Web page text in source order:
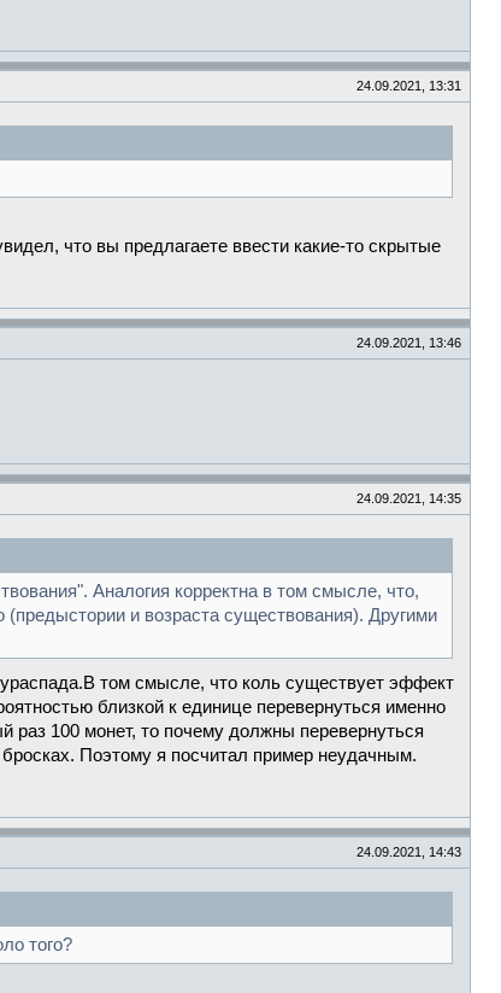
24.09.2021, 13:31
что вы предлагаете ввести какие-то скрытые
24.09.2021, 13:46
24.09.2021, 14:35
Аналогия корректна в том смысле, что,
(предыстории и возраста существования). Другими
том смысле, что коль существует эффект
близкой к единице перевернуться именно
100 монет, то почему должны перевернуться
Поэтому я посчитал пример неудачным.
24.09.2021, 14:43
того?